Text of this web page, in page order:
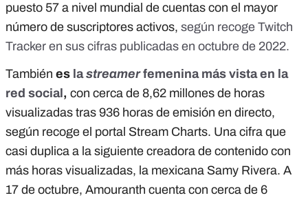
puesto 57 a nivel mundial de cuentas con el mayor
número de suscriptores activos, según recoge Twitch
Tracker en sus cifras publicadas en octubre de 2022.
También es lastreamerfemenina más vista en la
red social , con cerca de 8,62 millones de horas
visualizadas tras 936 horas de emisión en directo,
según recoge el portal Stream Charts. Una cifra que
casi duplica a la siguiente creadora de contenido con
más horas visualizadas, la mexicana Samy Rivera. A
17 de octubre, Amouranth cuenta con cerca de 6